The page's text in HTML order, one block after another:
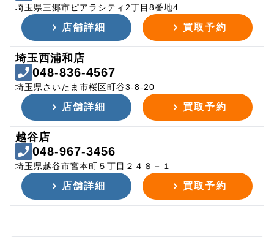
埼玉県三郷市ピアラシティ2丁目8番地4
店舗詳細 買取予約
埼玉西浦和店
048-836-4567
埼玉県さいたま市桜区町谷3-8-20
店舗詳細 買取予約
越谷店
048-967-3456
埼玉県越谷市宮本町５丁目２４８－１
店舗詳細 買取予約